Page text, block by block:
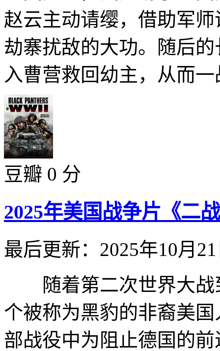
赵云主动请缨，借助军
劫寨扰敌的大功。随后
入曹营救回幼主，从而
豆瓣 0 分
2025年美国战争片《二
最后更新：2025年10月
随着第二次世界大战
个被称为黑豹的非裔美
部战役中为阻止德国的